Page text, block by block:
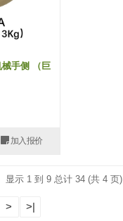
侧 （巨
加入报价
显示 1 到 9 总计 34 (共 4 页)
> >|
)
式)
1.5段)
2.5段)